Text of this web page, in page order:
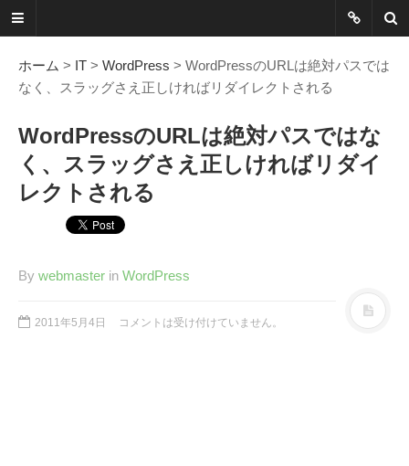
ネットに書か
れていないこ
Another Scape, Another
Viewpoint
0092
Yesterday:1162
HOME
ホーム > IT > WordPress > WordPressのURLは絶対パスでは
なく、スラッグさえ正しければリダイレクトされる
WordPressのURLは絶対パスではな
く、スラッグさえ正しければリダイ
レクトされる
By webmaster in WordPress
2011年5月4日 コメントは受け付けていません。